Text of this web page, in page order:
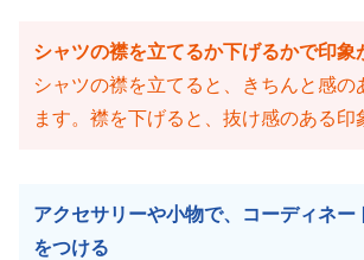
シャツの襟を立てるか下げるかで印象
シャツの襟を立てると、きちんと感の
ます。襟を下げると、抜け感のある印
アクセサリーや小物で、コーディネー
をつける